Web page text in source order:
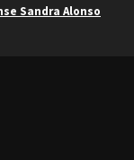
Sandra Alonso